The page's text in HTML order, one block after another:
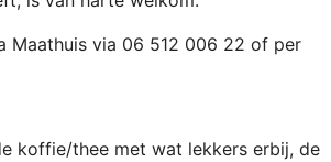
Maathuis via 06 512 006 22 of per
koffie/thee met wat lekkers erbij, de